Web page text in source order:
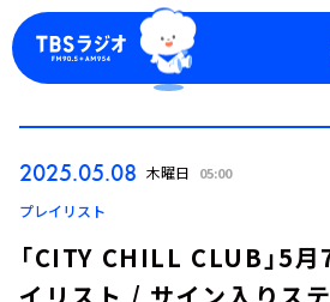
2025.05.08 木曜日 05:00
プレイリスト
「CITY CHILL CLUB」5月